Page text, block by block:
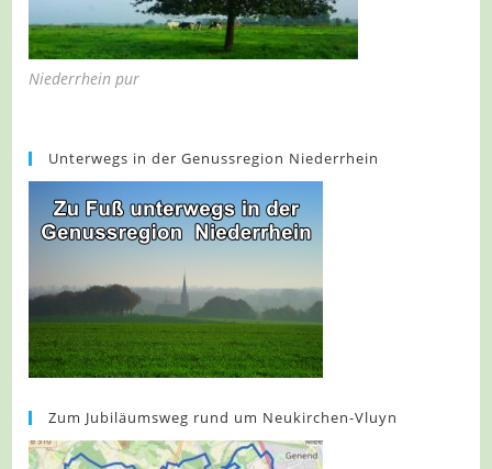
Niederrhein pur
Unterwegs in der Genussregion Niederrhein
Zum Jubiläumsweg rund um Neukirchen-Vluyn